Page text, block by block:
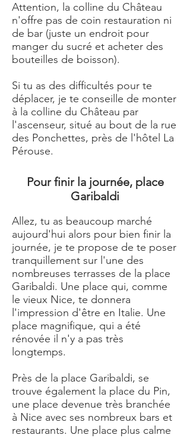
Attention, la colline du Château
n'offre pas de coin restauration ni
de bar (juste un endroit pour
manger du sucré et acheter des
bouteilles de boisson).
Si tu as des difficultés pour te
déplacer, je te conseille de monter
à la colline du Château par
l'ascenseur, situé au bout de la rue
des Ponchettes, près de l'hôtel La
Pérouse.
Pour finir la journée, place
Garibaldi
Allez, tu as beaucoup marché
aujourd'hui alors pour bien finir la
journée, je te propose de te poser
tranquillement sur l'une des
nombreuses terrasses de la place
Garibaldi. Une place qui, comme
le vieux Nice, te donnera
l'impression d'être en Italie. Une
place magnifique, qui a été
rénovée il n'y a pas très
longtemps.
Près de la place Garibaldi, se
trouve également la place du Pin,
une place devenue très branchée
à Nice avec ses nombreux bars et
restaurants. Une place plus calme